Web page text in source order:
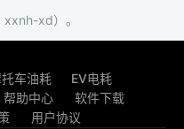
xd）。
托车油耗
EV电耗
帮助中心
软件下载
用户协议